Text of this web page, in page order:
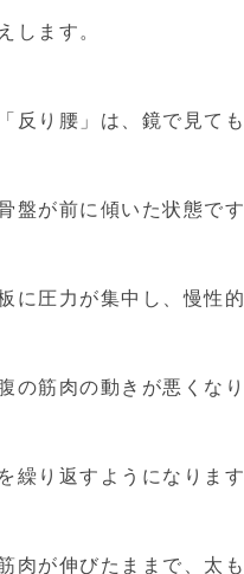
します。
反り腰」は、鏡で見て
盤が前に傾いた状態です
に圧力が集中し、慢性
の筋肉の動きが悪くな
繰り返すようになります
肉が伸びたままで、太